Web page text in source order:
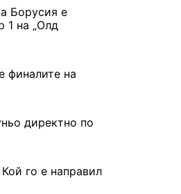
Борусия е
1 на „Олд
финалите на
директно по
го е направил